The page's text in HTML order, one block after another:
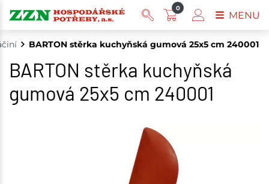
BARTON stěrka kuchyňská gumová 25x5 cm 240001
BARTON stěrka kuchyňská
gumová 25x5 cm 240001
0
MENU